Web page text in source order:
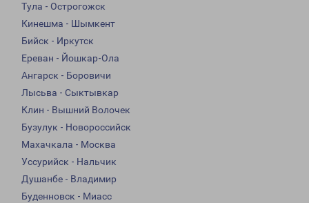
Тула - Острогожск
Кинешма - Шымкент
Бийск - Иркутск
Ереван - Йошкар-Ола
Ангарск - Боровичи
Лысьва - Сыктывкар
Клин - Вышний Волочек
Бузулук - Новороссийск
Махачкала - Москва
Уссурийск - Нальчик
Душанбе - Владимир
Буденновск - Миасс